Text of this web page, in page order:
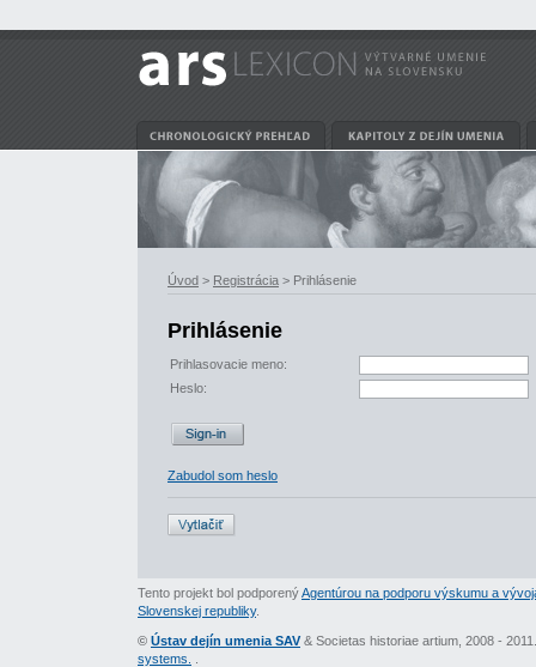
Úvod > Registrácia > Prihlásenie
Prihlásenie
Prihlasovacie meno:
Heslo:
Zabudol som heslo
Tento projekt bol podporenýAgentúrou na podporu výskumu a
Slovenskej republiky.
© Ústav dejín umenia SAV & Societas historiae artium, 2008 -
systems.